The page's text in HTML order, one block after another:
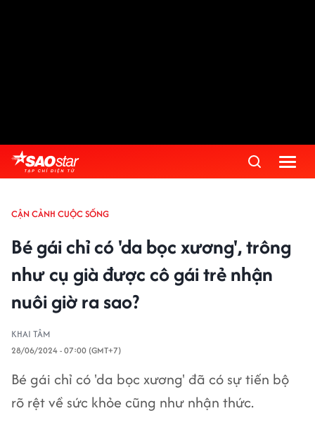
CẬN CẢNH CUỘC SỐNG
Bé gái chỉ có 'da bọc xương', trông
như cụ già được cô gái trẻ nhận
nuôi giờ ra sao?
KHAI TÂM
28/06/2024 - 07:00 (GMT+7)
Bé gái chỉ có 'da bọc xương' đã có sự tiến bộ
rõ rệt về sức khỏe cũng như nhận thức.